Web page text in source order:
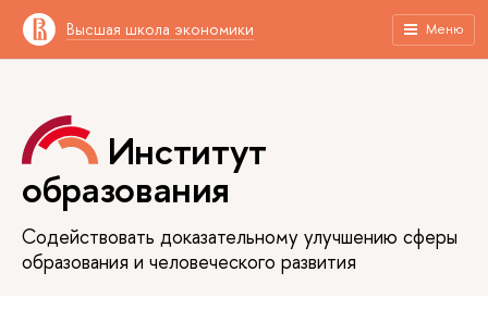
Высшая школа экономики Меню
Институт
образования
Содействовать доказательному улучшению сферы
образования и человеческого развития